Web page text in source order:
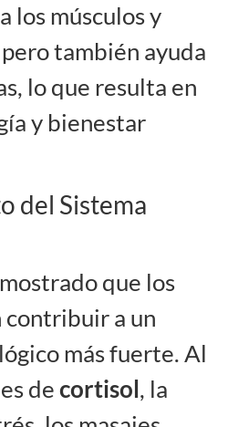
los músculos y
también ayuda
lo que resulta en
y bienestar
del Sistema
que los
contribuir a un
más fuerte. Al
decortisol, la